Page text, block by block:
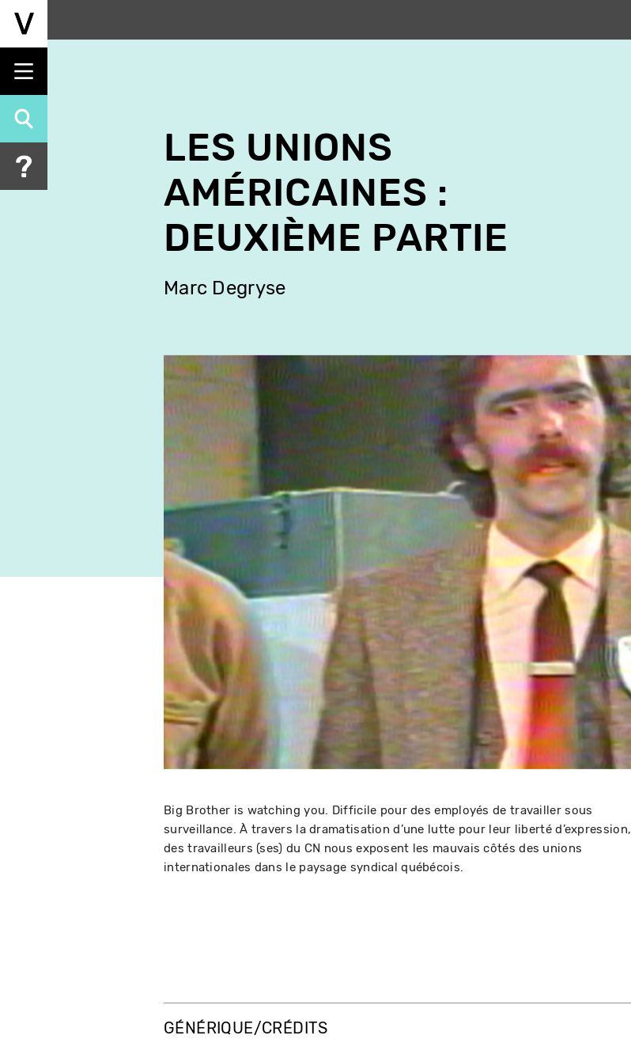
Aller
principal
LES UNIONS
AMÉRICAINES :
DEUXIÈME PARTIE
Marc Degryse
Big Brother is watching you. Difficile pour des employés de travailler sous
surveillance. À travers la dramatisation d’une lutte pour leur liberté d’expression,
des travailleurs (ses) du CN nous exposent les mauvais côtés des unions
internationales dans le paysage syndical québécois.
GÉNÉRIQUE/CRÉDITS